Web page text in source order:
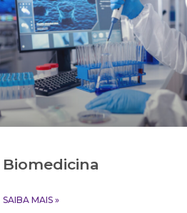
Biomedicina
SAIBA MAIS »